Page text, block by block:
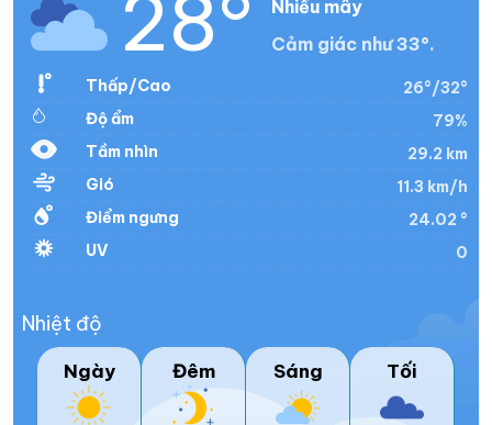
28°
Nhiều mây
Cảm giác như 33°.
Thấp/Cao
26°/32°
Độ ẩm
79%
Tầm nhìn
29.2 km
Gió
11.3 km/h
Điểm ngưng
24.02 °
UV
0
Nhiệt độ
Ngày Đêm Sáng Tối